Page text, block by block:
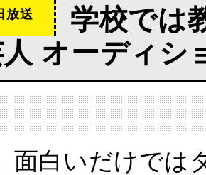
放送
学校では
オーディシ
面白いだけでは